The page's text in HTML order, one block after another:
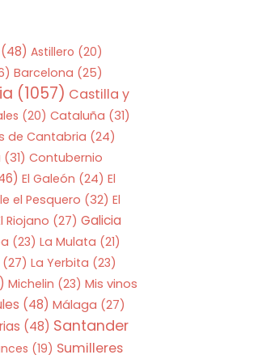
(48) Astillero (20)
Barcelona (25)
(1057) Castilla y
(20) Cataluña (31)
de Cantabria (24)
(31) Contubernio
El Galeón (24) El
el Pesquero (32) El
Riojano (27) Galicia
(23) La Mulata (21)
(27) La Yerbita (23)
Michelin (23) Mis vinos
(48) Málaga (27)
(48) Santander
(19) Sumilleres